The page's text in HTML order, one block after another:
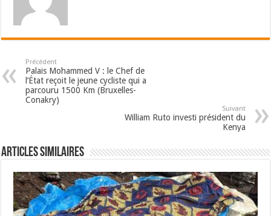
Précédent
Palais Mohammed V : le Chef de
l’État reçoit le jeune cycliste qui a
parcouru 1500 Km (Bruxelles-
Conakry)
Suivant
William Ruto investi président du
Kenya
Articles Similaires